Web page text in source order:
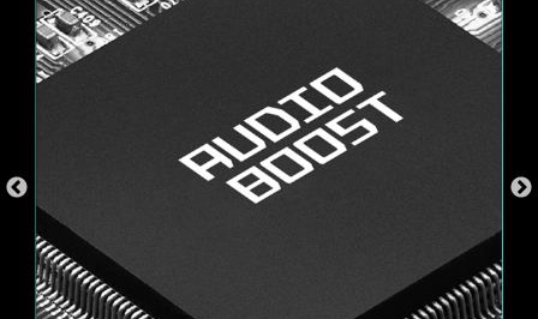
Mystic Light